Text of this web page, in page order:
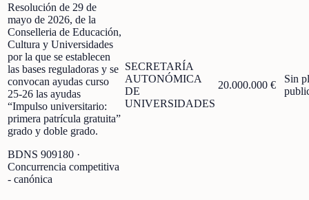
Resolución de 29 de
mayo de 2026, de la
Conselleria de Educación,
Cultura y Universidades
por la que se establecen
las bases reguladoras y se
convocan ayudas curso
25-26 las ayudas
“Impulso universitario:
primera patrícula gratuita”
grado y doble grado.
BDNS 909180 ·
Concurrencia competitiva
- canónica
SECRETARÍA
AUTONÓMICA
DE
UNIVERSIDADES
20.000.000 €
Sin